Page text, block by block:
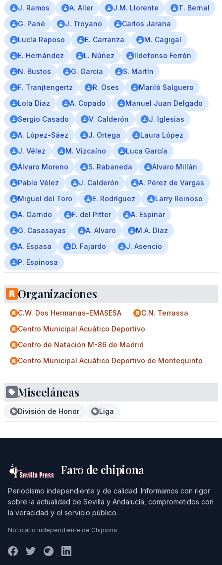
J. Ramos
A. Aller J.M. Llorente
T. Bernal
G. Pané
J. Troyano
Carlos Jarana
Lucía Raposo
E. Carranza
M. Cagigal
E. Hernández
L. Núñez
Ildefonso Ferrón
N. Bustos
G. García
S. Martín
F. Tranjtengertz
R. Oses
Mariló Salguero
Lola Diaz
A. Copado
Manuel Juan Delgado
Sergio Casado
V. Calderón
J. Iglesias
A. López-Sáez
J. Ortega
Laura López
J. Vélez
M. Vizcaíno
Luca García
Álvaro Moreno
S. Rabaneda
Álvaro Millán
Pablo Vélez
J. Calderón
A. Pérez de Vargas
Miguel del Toro
E. Rodríguez
Larry Reinoso
A. Garrido
F. del Pitter
A. Espinar
G. Casasayas
A. Alvaro
M.A. Díaz
A. Espasa
D. Fajardo
J. Asencio
P. Espinosa
Organizaciones
C.W. Dos Hermanas-EMASESA
C.N. Terrassa
Centro Municipal Acuático Deportivo
Centro de Natación M-86 de Madrid
Centro Municipal Acuático Deportivo de Montequinto
Misceláneas
División de Honor Liga
Faro de chipiona
Periodismo independiente y de calidad. Informamos con rigor
sobre la actualidad de Sevilla y Andalucía, comprometidos con
la veracidad y el servicio público.
Noticiario independiente de Chipiona